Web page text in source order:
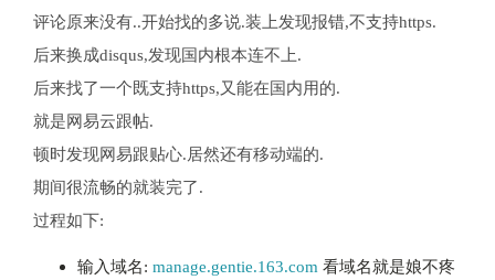
评论原来没有..开始找的多说.装上发现报错,不支持https.
后来换成disqus,发现国内根本连不上.
后来找了一个既支持https,又能在国内用的.
就是网易云跟帖.
顿时发现网易跟贴心.居然还有移动端的.
期间很流畅的就装完了.
过程如下:
输入域名: manage.gentie.163.com 看域名就是娘不疼